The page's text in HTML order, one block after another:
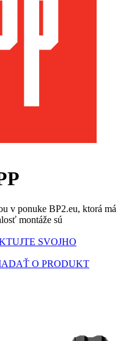
v ponuke BP2.eu, ktorá má
montáže sú
SVOJHO